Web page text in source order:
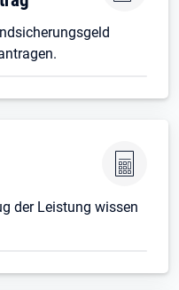
der Leistung wissen